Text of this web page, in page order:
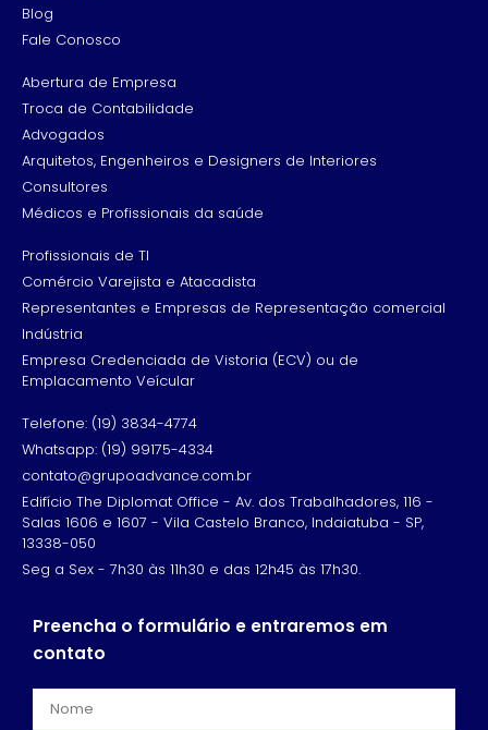
Blog
Fale Conosco
Abertura de Empresa
Troca de Contabilidade
Advogados
Arquitetos, Engenheiros e Designers de Interiores
Consultores
Médicos e Profissionais da saúde
Profissionais de TI
Comércio Varejista e Atacadista
Representantes e Empresas de Representação comercial
Indústria
Empresa Credenciada de Vistoria (ECV) ou de
Emplacamento Veícular
Telefone: (19) 3834-4774
Whatsapp: (19) 99175-4334
contato@grupoadvance.com.br
Edifício The Diplomat Office - Av. dos Trabalhadores, 116 -
Salas 1606 e 1607 - Vila Castelo Branco, Indaiatuba - SP,
13338-050
Seg a Sex - 7h30 às 11h30 e das 12h45 às 17h30.
Preencha o formulário e entraremos em
contato